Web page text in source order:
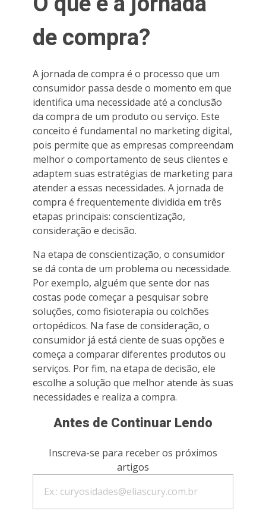
de compra?
A jornada de compra é o processo que um
consumidor passa desde o momento em que
identifica uma necessidade até a conclusão
da compra de um produto ou serviço. Este
conceito é fundamental no marketing digital,
pois permite que as empresas compreendam
melhor o comportamento de seus clientes e
adaptem suas estratégias de marketing para
atender a essas necessidades. A jornada de
compra é frequentemente dividida em três
etapas principais: conscientização,
consideração e decisão.
Na etapa de conscientização, o consumidor
se dá conta de um problema ou necessidade.
Por exemplo, alguém que sente dor nas
costas pode começar a pesquisar sobre
soluções, como fisioterapia ou colchões
ortopédicos. Na fase de consideração, o
consumidor já está ciente de suas opções e
começa a comparar diferentes produtos ou
serviços. Por fim, na etapa de decisão, ele
escolhe a solução que melhor atende às suas
necessidades e realiza a compra.
Antes de Continuar Lendo
Inscreva-se para receber os próximos
artigos